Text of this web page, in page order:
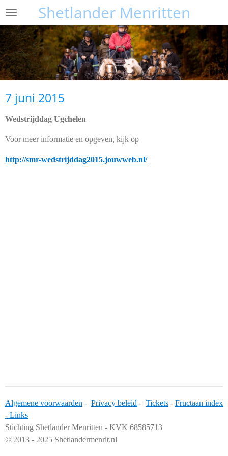
Ga
naar
de
hoofdinhoud
Shetlander Menritten
7 juni 2015
Wedstrijddag Ugchelen
Voor meer informatie en opgeven, kijk op
http://smr-wedstrijddag2015.jouwweb.nl/
Algemene voorwaarden - Privacy beleid - Tickets - Fructaan index
- Links
Stichting Shetlander Menritten - KVK 68585713
© 2013 - 2025 Shetlandermenrit.nl